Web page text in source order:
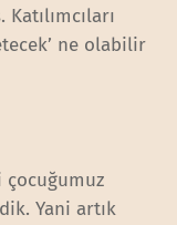
ne olabilir
çocuğumuz
Yani artık